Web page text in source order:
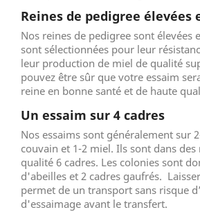
Reines de pedigree élevées
Nos reines de pedigree sont élevées
sont sélectionnées pour leur
leur production de miel de qualité
pouvez être sûr que votre essaim
reine en bonne santé et de haute
Un essaim sur 4 cadres
Nos essaims sont généralement sur
couvain et 1-2 miel. Ils sont dans des
qualité 6 cadres. Les colonies sont
d'abeilles et 2 cadres gaufrés.
permet de un transport sans risque
d'essaimage avant le transfert.